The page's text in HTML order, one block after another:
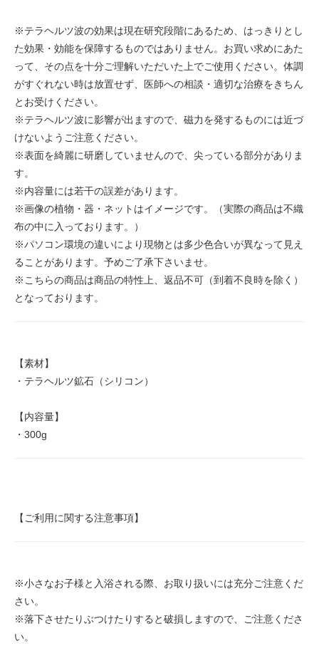
※テラヘルツ波の効果は現在研究段階にあるため、はっきりとし
た効果・効能を保障するものではありません。お買い求めにあた
って、その点を十分ご理解いただいた上でご使用ください。体調
がすぐれない時は放置せず、医師への相談・適切な治療をきちん
とお受けください。
※テラヘルツ波に影響が出ますので、磁力を発するものには近づ
けないようご注意ください。
※表面を綺麗に研磨していませんので、尖っている部分がありま
す。
※内容量には若干の誤差があります。
※画像の植物・器・ネットはイメージです。（実際の商品は不織
布の中に入っております。）
※パソコン環境の違いにより現物とは多少色合いが異なって見え
ることがあります。予めご了承下さいませ。
※こちらの商品は商品の特性上、返品不可（到着不良時を除く）
となっております。
【素材】
・テラヘルツ鉱石（シリコン）
【内容量】
・300g
【ご利用に関する注意事項】
※小さなお子様と入浴される際、お取り扱いには充分ご注意くだ
さい。
※落下させたりぶつけたりすると破損しますので、ご注意くださ
い。